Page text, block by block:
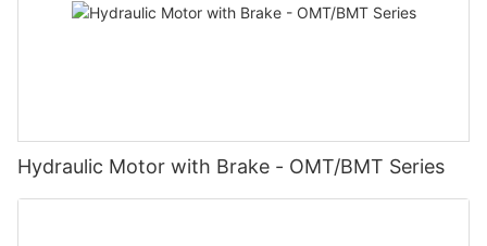
Hydraulic Motor with Brake - OMT/BMT Series